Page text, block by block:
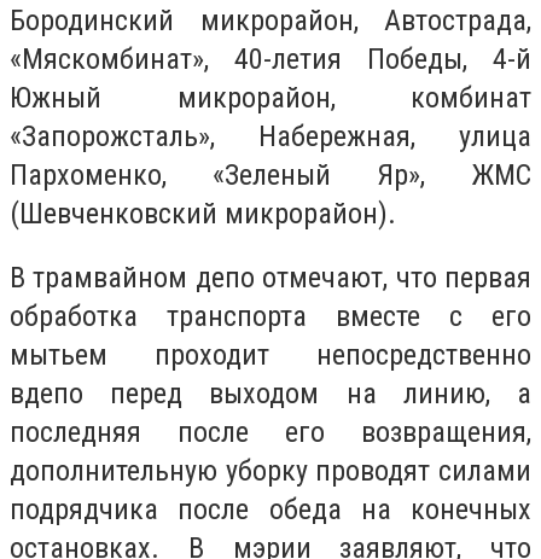
Бородинский микрорайон, Автострада,
«Мяскомбинат», 40-летия Победы, 4-й
Южный микрорайон, комбинат
«Запорожсталь», Набережная, улица
Пархоменко, «Зеленый Яр», ЖМС
(Шевченковский микрорайон).
В трамвайном депо отмечают, что первая
обработка транспорта вместе с его
мытьем проходит непосредственно
вдепо перед выходом на линию, а
последняя после его возвращения,
дополнительную уборку проводят силами
подрядчика после обеда на конечных
остановках. В мэрии заявляют, что